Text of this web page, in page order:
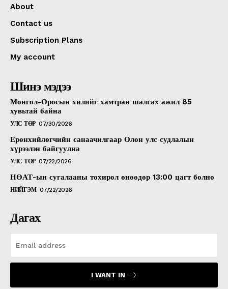
About
Contact us
Subscription Plans
My account
Шинэ мэдээ
Монгол-Оросын хилийг хамтран шалгах ажил 85
хувьтай байна
УЛС ТӨР 07/30/2026
Ерөнхийлөгчийн санаачилгаар Олон улс судлалын
хүрээлэн байгуулна
УЛС ТӨР 07/22/2026
НӨАТ-ын сугалааны тохирол өнөөдөр 13:00 цагт болно
НИЙГЭМ 07/22/2026
Дагах
I WANT IN